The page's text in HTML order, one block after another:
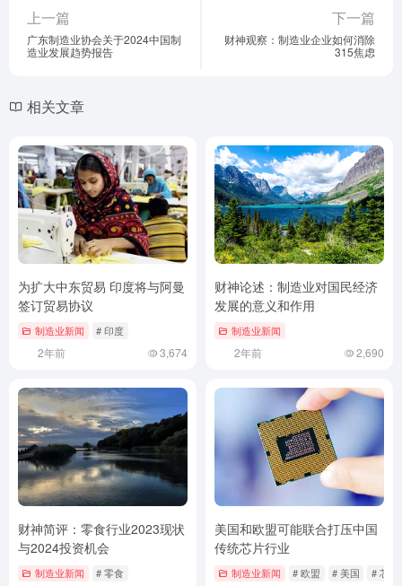
上一篇
广东制造业协会关于2024中国制
造业发展趋势报告
下一篇
财神观察：制造业企业如何消除
315焦虑
相关文章
为扩大中东贸易 印度将与阿曼
签订贸易协议
制造业新闻 # 印度
2年前 3,674
财神论述：制造业对国民经济
发展的意义和作用
制造业新闻
2年前 2,690
财神简评：零食行业2023现状
与2024投资机会
制造业新闻 # 零食
美国和欧盟可能联合打压中国
传统芯片行业
制造业新闻 # 欧盟 # 美国 # 芯片